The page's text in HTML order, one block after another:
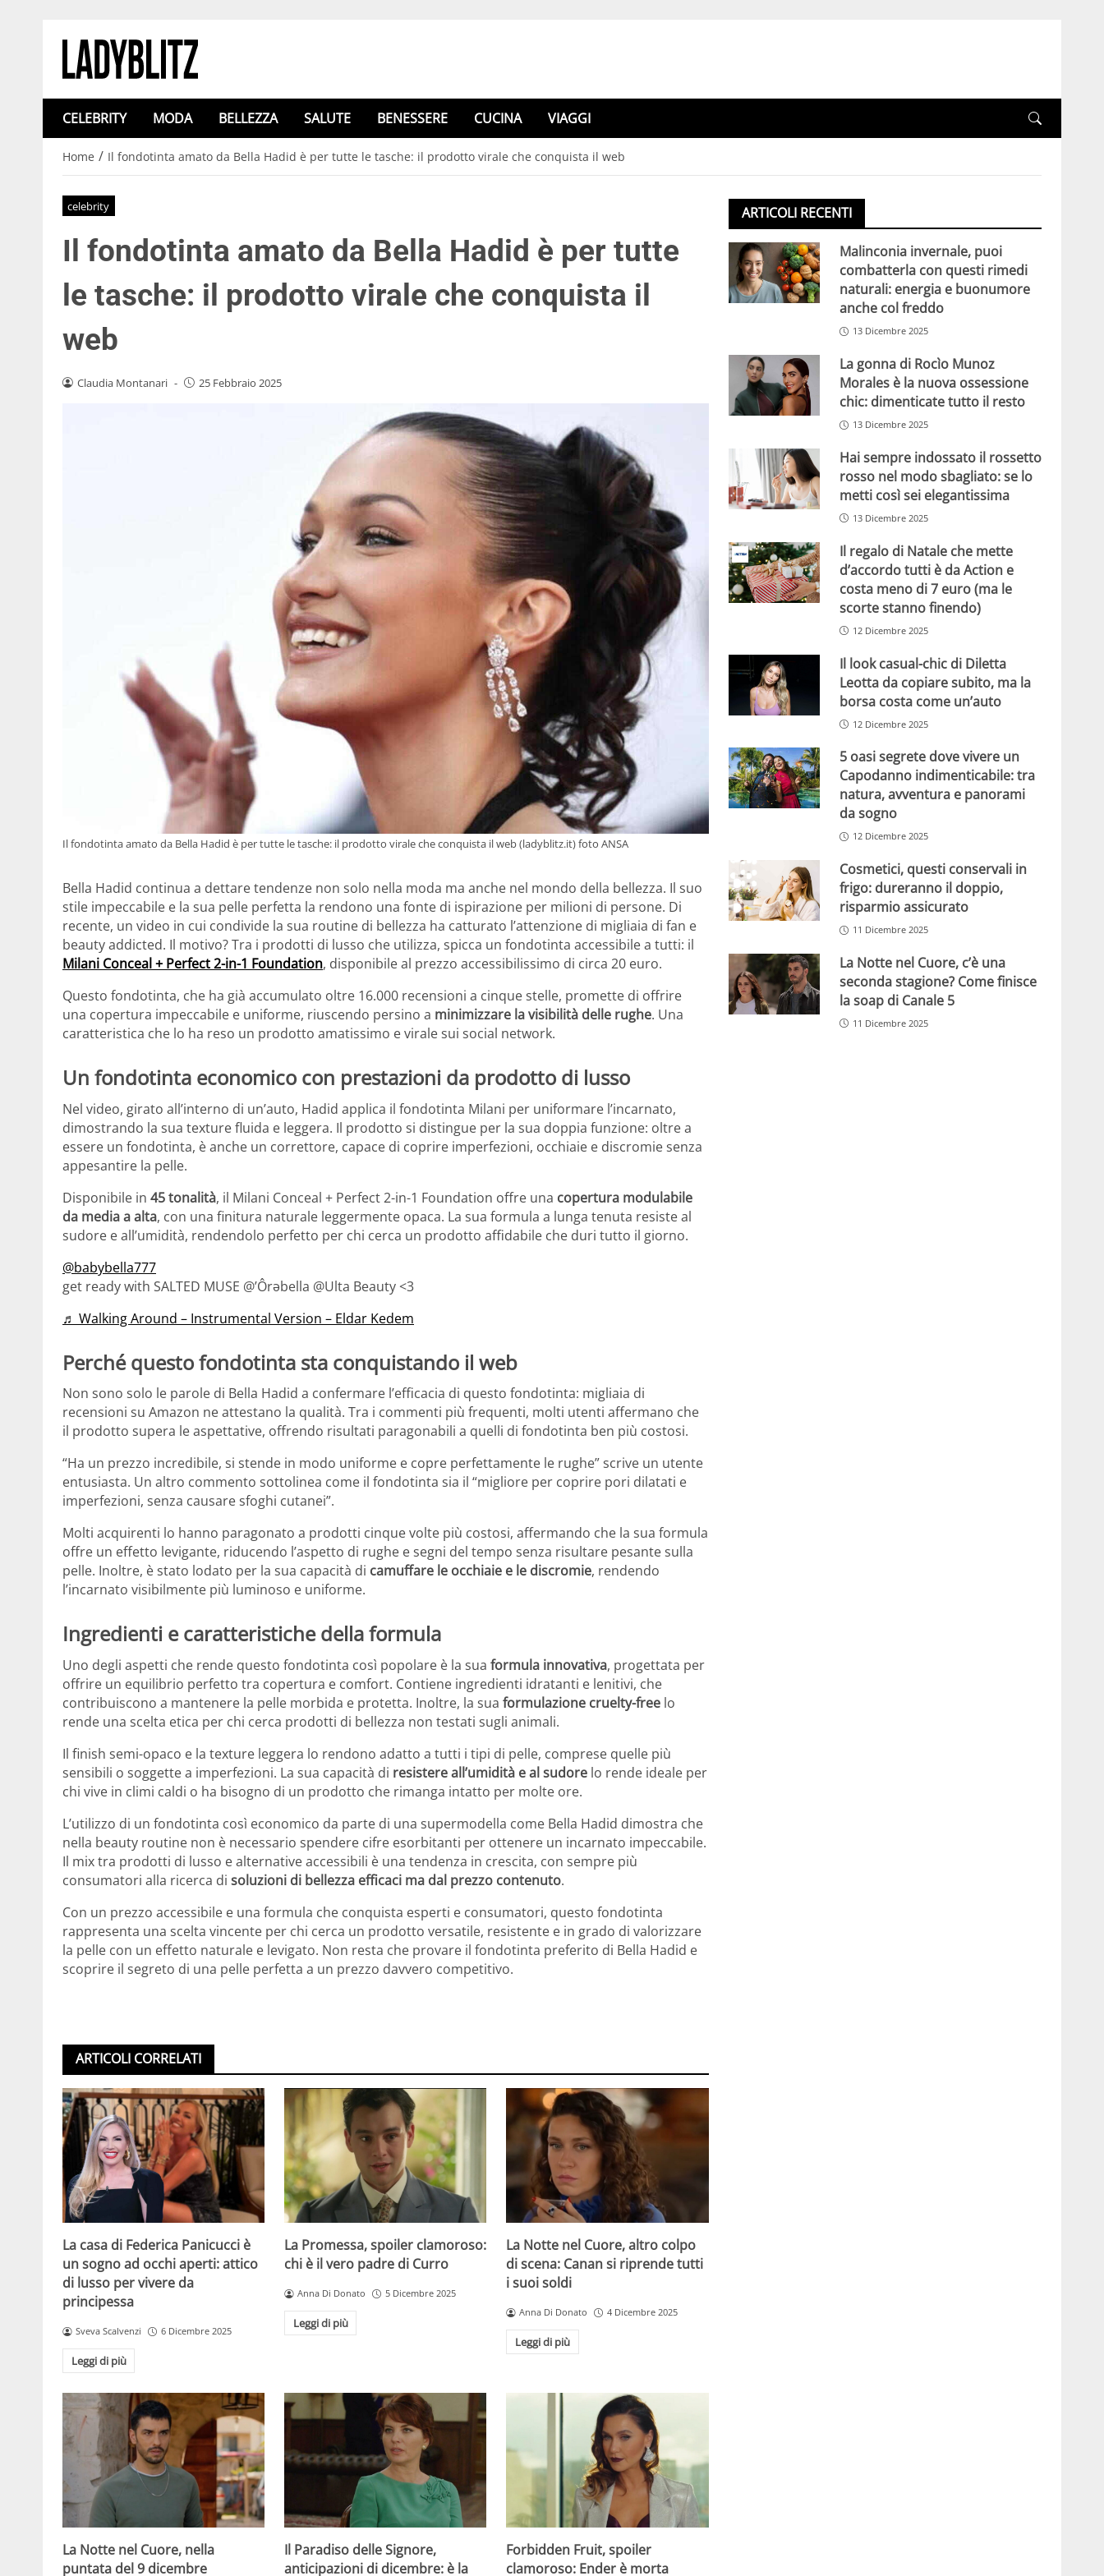
CELEBRITY MODA BELLEZZA SALUTE BENESSERE CUCINA VIAGGI
Home / Il fondotinta amato da Bella Hadid è per tutte le tasche: il prodotto virale che conquista il web
celebrity
Il fondotinta amato da Bella Hadid è per tutte
le tasche: il prodotto virale che conquista il
web
Claudia Montanari - 25 Febbraio 2025
Il fondotinta amato da Bella Hadid è per tutte le tasche: il prodotto virale che conquista il web (ladyblitz.it) foto ANSA
Bella Hadid continua a dettare tendenze non solo nella moda ma anche nel mondo della bellezza. Il suo
stile impeccabile e la sua pelle perfetta la rendono una fonte di ispirazione per milioni di persone. Di
recente, un video in cui condivide la sua routine di bellezza ha catturato l’attenzione di migliaia di fan e
beauty addicted. Il motivo? Tra i prodotti di lusso che utilizza, spicca un fondotinta accessibile a tutti: il
Milani Conceal + Perfect 2-in-1 Foundation, disponibile al prezzo accessibilissimo di circa 20 euro.
Questo fondotinta, che ha già accumulato oltre 16.000 recensioni a cinque stelle, promette di offrire
una copertura impeccabile e uniforme, riuscendo persino a minimizzare la visibilità delle rughe. Una
caratteristica che lo ha reso un prodotto amatissimo e virale sui social network.
Un fondotinta economico con prestazioni da prodotto di lusso
Nel video, girato all’interno di un’auto, Hadid applica il fondotinta Milani per uniformare l’incarnato,
dimostrando la sua texture fluida e leggera. Il prodotto si distingue per la sua doppia funzione: oltre a
essere un fondotinta, è anche un correttore, capace di coprire imperfezioni, occhiaie e discromie senza
appesantire la pelle.
Disponibile in 45 tonalità, il Milani Conceal + Perfect 2-in-1 Foundation offre una copertura modulabile
da media a alta, con una finitura naturale leggermente opaca. La sua formula a lunga tenuta resiste al
sudore e all’umidità, rendendolo perfetto per chi cerca un prodotto affidabile che duri tutto il giorno.
@babybella777
get ready with SALTED MUSE @’Ôrəbella @Ulta Beauty <3
♬ Walking Around – Instrumental Version – Eldar Kedem
Perché questo fondotinta sta conquistando il web
Non sono solo le parole di Bella Hadid a confermare l’efficacia di questo fondotinta: migliaia di
recensioni su Amazon ne attestano la qualità. Tra i commenti più frequenti, molti utenti affermano che
il prodotto supera le aspettative, offrendo risultati paragonabili a quelli di fondotinta ben più costosi.
“Ha un prezzo incredibile, si stende in modo uniforme e copre perfettamente le rughe” scrive un utente
entusiasta. Un altro commento sottolinea come il fondotinta sia il “migliore per coprire pori dilatati e
imperfezioni, senza causare sfoghi cutanei”.
Molti acquirenti lo hanno paragonato a prodotti cinque volte più costosi, affermando che la sua formula
offre un effetto levigante, riducendo l’aspetto di rughe e segni del tempo senza risultare pesante sulla
pelle. Inoltre, è stato lodato per la sua capacità di camuffare le occhiaie e le discromie, rendendo
l’incarnato visibilmente più luminoso e uniforme.
Ingredienti e caratteristiche della formula
Uno degli aspetti che rende questo fondotinta così popolare è la sua formula innovativa, progettata per
offrire un equilibrio perfetto tra copertura e comfort. Contiene ingredienti idratanti e lenitivi, che
contribuiscono a mantenere la pelle morbida e protetta. Inoltre, la sua formulazione cruelty-free lo
rende una scelta etica per chi cerca prodotti di bellezza non testati sugli animali.
Il finish semi-opaco e la texture leggera lo rendono adatto a tutti i tipi di pelle, comprese quelle più
sensibili o soggette a imperfezioni. La sua capacità di resistere all’umidità e al sudore lo rende ideale per
chi vive in climi caldi o ha bisogno di un prodotto che rimanga intatto per molte ore.
L’utilizzo di un fondotinta così economico da parte di una supermodella come Bella Hadid dimostra che
nella beauty routine non è necessario spendere cifre esorbitanti per ottenere un incarnato impeccabile.
Il mix tra prodotti di lusso e alternative accessibili è una tendenza in crescita, con sempre più
consumatori alla ricerca di soluzioni di bellezza efficaci ma dal prezzo contenuto.
Con un prezzo accessibile e una formula che conquista esperti e consumatori, questo fondotinta
rappresenta una scelta vincente per chi cerca un prodotto versatile, resistente e in grado di valorizzare
la pelle con un effetto naturale e levigato. Non resta che provare il fondotinta preferito di Bella Hadid e
scoprire il segreto di una pelle perfetta a un prezzo davvero competitivo.
ARTICOLI CORRELATI
La casa di Federica Panicucci è
un sogno ad occhi aperti: attico
di lusso per vivere da
principessa
Sveva Scalvenzi 6 Dicembre 2025
Leggi di più
La Promessa, spoiler clamoroso:
chi è il vero padre di Curro
Anna Di Donato 5 Dicembre 2025
Leggi di più
La Notte nel Cuore, altro colpo
di scena: Canan si riprende tutti
i suoi soldi
Anna Di Donato 4 Dicembre 2025
Leggi di più
La Notte nel Cuore, nella
puntata del 9 dicembre
Il Paradiso delle Signore,
anticipazioni di dicembre: è la
Forbidden Fruit, spoiler
clamoroso: Ender è morta
ARTICOLI RECENTI
Malinconia invernale, puoi
combatterla con questi rimedi
naturali: energia e buonumore
anche col freddo
13 Dicembre 2025
La gonna di Rocìo Munoz
Morales è la nuova ossessione
chic: dimenticate tutto il resto
13 Dicembre 2025
Hai sempre indossato il rossetto
rosso nel modo sbagliato: se lo
metti così sei elegantissima
13 Dicembre 2025
Il regalo di Natale che mette
d’accordo tutti è da Action e
costa meno di 7 euro (ma le
scorte stanno finendo)
12 Dicembre 2025
Il look casual-chic di Diletta
Leotta da copiare subito, ma la
borsa costa come un’auto
12 Dicembre 2025
5 oasi segrete dove vivere un
Capodanno indimenticabile: tra
natura, avventura e panorami
da sogno
12 Dicembre 2025
Cosmetici, questi conservali in
frigo: dureranno il doppio,
risparmio assicurato
11 Dicembre 2025
La Notte nel Cuore, c’è una
seconda stagione? Come finisce
la soap di Canale 5
11 Dicembre 2025